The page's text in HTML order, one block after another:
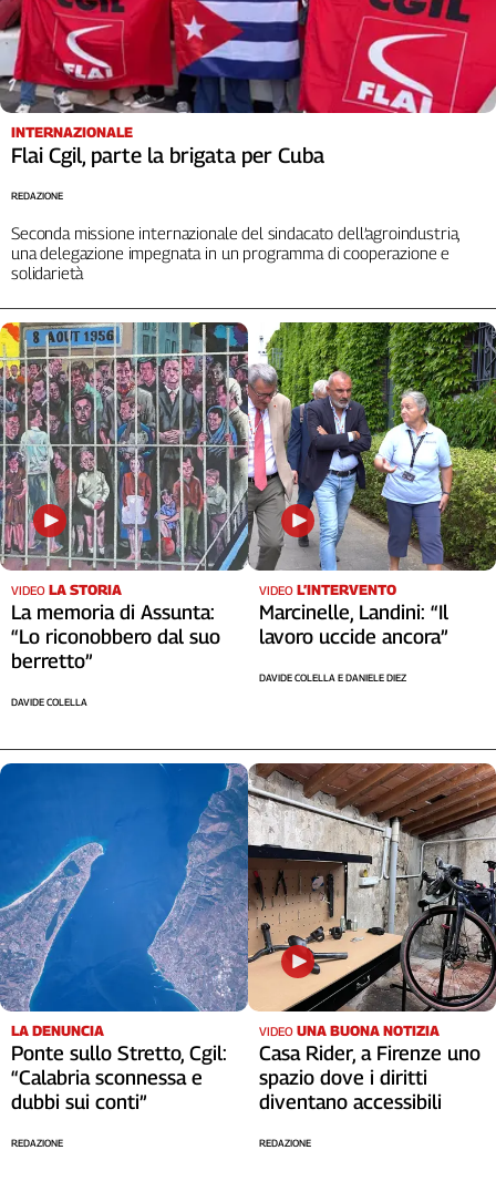
INTERNAZIONALE
Flai Cgil, parte la brigata per Cuba
Seconda missione internazionale del sindacato dell’agroindustria,
una delegazione impegnata in un programma di cooperazione e
solidarietà
REDAZIONE
VIDEO LA STORIA
La memoria di Assunta:
“Lo riconobbero dal suo
berretto”
DAVIDE COLELLA
VIDEO L’INTERVENTO
Marcinelle, Landini: “Il
lavoro uccide ancora”
DAVIDE COLELLA E DANIELE DIEZ
LA DENUNCIA
Ponte sullo Stretto, Cgil:
“Calabria sconnessa e
dubbi sui conti”
REDAZIONE
VIDEO UNA BUONA NOTIZIA
Casa Rider, a Firenze uno
spazio dove i diritti
diventano accessibili
REDAZIONE